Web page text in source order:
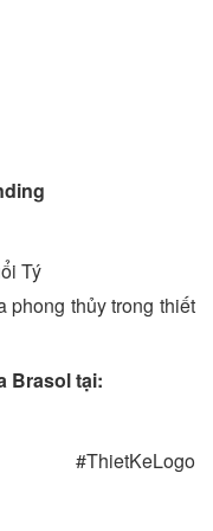
Tý
phong thủy trong thiết
Brasol tại:
#ThietKeLogo